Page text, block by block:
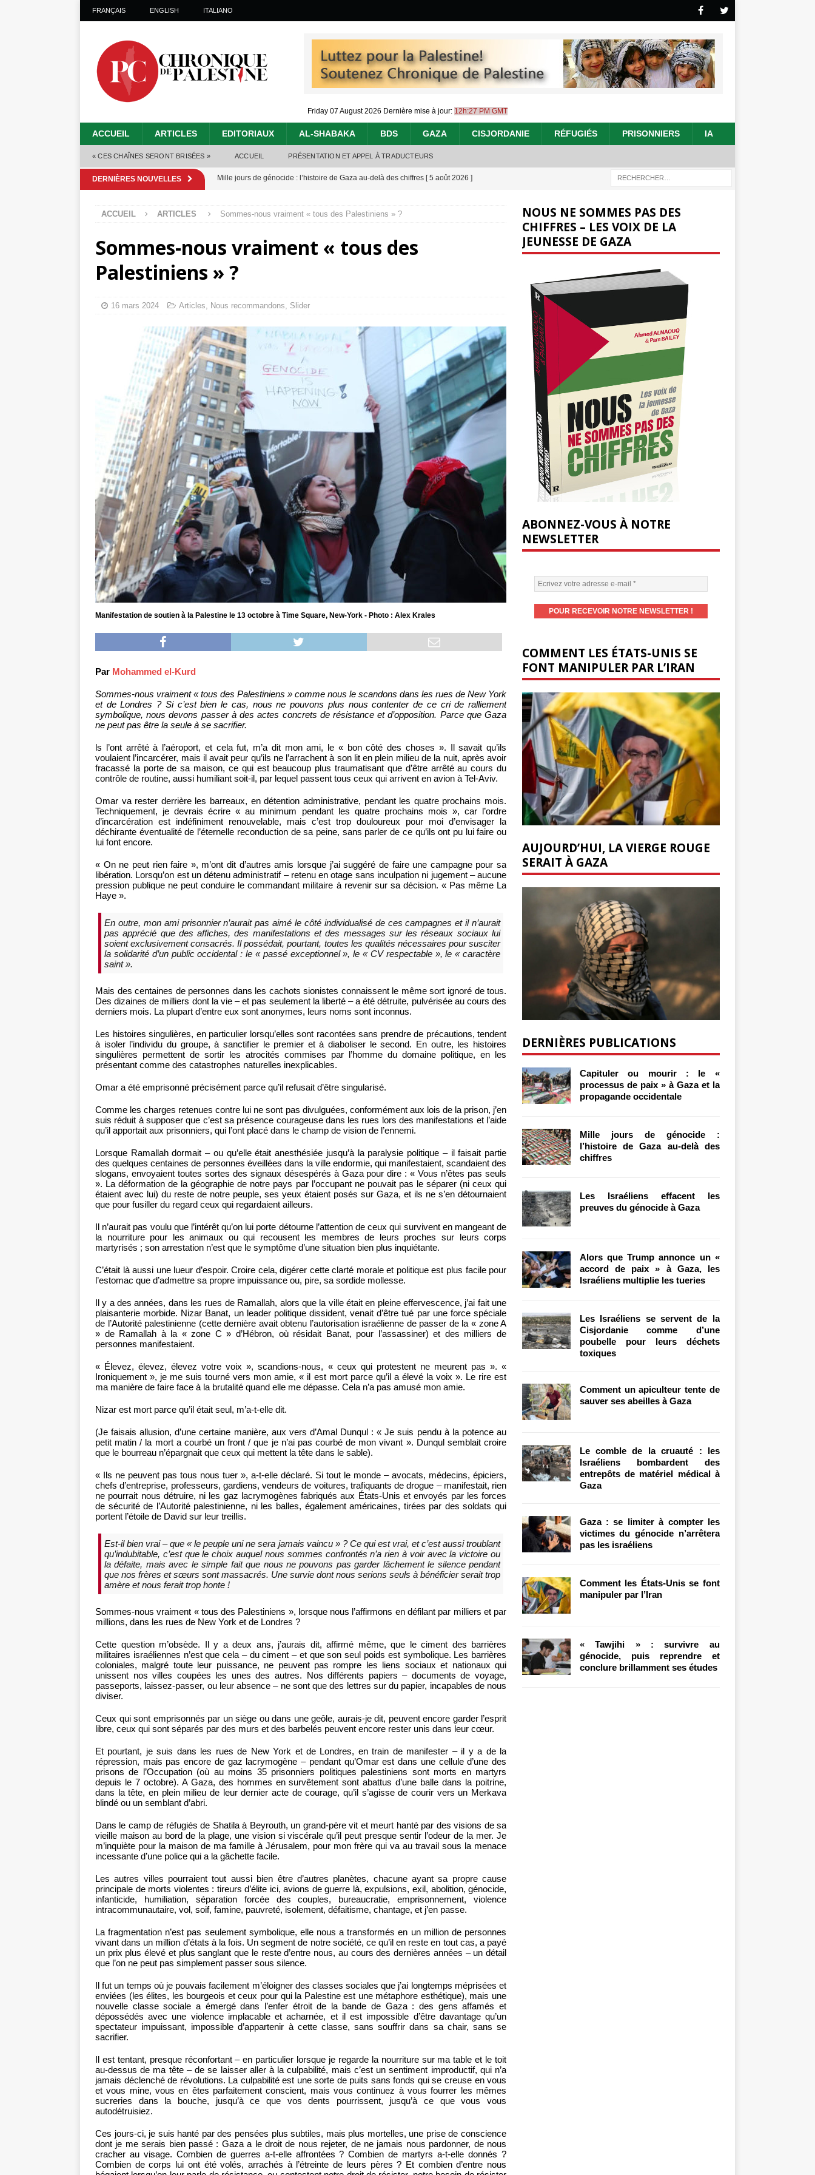
FRANÇAIS ENGLISH ITALIANO
Friday 07 August 2026 Dernière mise à jour: 12h:27 PM GMT
ACCUEIL ARTICLES EDITORIAUX AL-SHABAKA BDS GAZA CISJORDANIE RÉFUGIÉS PRISONNIERS IA
« CES CHAÎNES SERONT BRISÉES » ACCUEIL PRÉSENTATION ET APPEL À TRADUCTEURS
DERNIÈRES NOUVELLES Mille jours de génocide : l’histoire de Gaza au-delà des chiffres [ 5 août 2026 ]
Alors que Trump annonce un « accord de paix » à Gaza, les Israéliens multiplie les
[ 4 août 2026 ]
toxiques
Capituler ou mourir : le « processus de paix » à Gaza et la propagande occidentale
ACCUEIL ARTICLES Sommes-nous vraiment « tous des Palestiniens » ?
Sommes-nous vraiment « tous des
Palestiniens » ?
16 mars 2024 Articles, Nous recommandons, Slider
Manifestation de soutien à la Palestine le 13 octobre à Time Square, New-York - Photo : Alex Krales
Par Mohammed el-Kurd
Sommes-nous vraiment « tous des Palestiniens » comme nous le scandons dans les rues de New York
et de Londres ? Si c’est bien le cas, nous ne pouvons plus nous contenter de ce cri de ralliement
symbolique, nous devons passer à des actes concrets de résistance et d’opposition. Parce que Gaza
ne peut pas être la seule à se sacrifier.
ls l’ont arrêté à l’aéroport, et cela fut, m’a dit mon ami, le « bon côté des choses ». Il savait qu’ils
voulaient l’incarcérer, mais il avait peur qu’ils ne l’arrachent à son lit en plein milieu de la nuit, après avoir
fracassé la porte de sa maison, ce qui est beaucoup plus traumatisant que d’être arrêté au cours du
contrôle de routine, aussi humiliant soit-il, par lequel passent tous ceux qui arrivent en avion à Tel-Aviv.
Omar va rester derrière les barreaux, en détention administrative, pendant les quatre prochains mois.
Techniquement, je devrais écrire « au minimum pendant les quatre prochains mois », car l’ordre
d’incarcération est indéfiniment renouvelable, mais c’est trop douloureux pour moi d’envisager la
déchirante éventualité de l’éternelle reconduction de sa peine, sans parler de ce qu’ils ont pu lui faire ou
lui font encore.
« On ne peut rien faire », m’ont dit d’autres amis lorsque j’ai suggéré de faire une campagne pour sa
libération. Lorsqu’on est un détenu administratif – retenu en otage sans inculpation ni jugement – aucune
pression publique ne peut conduire le commandant militaire à revenir sur sa décision. « Pas même La
Haye ».
En outre, mon ami prisonnier n’aurait pas aimé le côté individualisé de ces campagnes et il n’aurait
pas apprécié que des affiches, des manifestations et des messages sur les réseaux sociaux lui
soient exclusivement consacrés. Il possédait, pourtant, toutes les qualités nécessaires pour susciter
la solidarité d’un public occidental : le « passé exceptionnel », le « CV respectable », le « caractère
saint ».
Mais des centaines de personnes dans les cachots sionistes connaissent le même sort ignoré de tous.
Des dizaines de milliers dont la vie – et pas seulement la liberté – a été détruite, pulvérisée au cours des
derniers mois. La plupart d’entre eux sont anonymes, leurs noms sont inconnus.
Les histoires singulières, en particulier lorsqu’elles sont racontées sans prendre de précautions, tendent
à isoler l’individu du groupe, à sanctifier le premier et à diaboliser le second. En outre, les histoires
singulières permettent de sortir les atrocités commises par l’homme du domaine politique, en les
présentant comme des catastrophes naturelles inexplicables.
Omar a été emprisonné précisément parce qu’il refusait d’être singularisé.
Comme les charges retenues contre lui ne sont pas divulguées, conformément aux lois de la prison, j’en
suis réduit à supposer que c’est sa présence courageuse dans les rues lors des manifestations et l’aide
qu’il apportait aux prisonniers, qui l’ont placé dans le champ de vision de l’ennemi.
Lorsque Ramallah dormait – ou qu’elle était anesthésiée jusqu’à la paralysie politique – il faisait partie
des quelques centaines de personnes éveillées dans la ville endormie, qui manifestaient, scandaient des
slogans, envoyaient toutes sortes des signaux désespérés à Gaza pour dire : « Vous n’êtes pas seuls
». La déformation de la géographie de notre pays par l’occupant ne pouvait pas le séparer (ni ceux qui
étaient avec lui) du reste de notre peuple, ses yeux étaient posés sur Gaza, et ils ne s’en détournaient
que pour fusiller du regard ceux qui regardaient ailleurs.
Il n’aurait pas voulu que l’intérêt qu’on lui porte détourne l’attention de ceux qui survivent en mangeant de
la nourriture pour les animaux ou qui recousent les membres de leurs proches sur leurs corps
martyrisés ; son arrestation n’est que le symptôme d’une situation bien plus inquiétante.
C’était là aussi une lueur d’espoir. Croire cela, digérer cette clarté morale et politique est plus facile pour
l’estomac que d’admettre sa propre impuissance ou, pire, sa sordide mollesse.
Il y a des années, dans les rues de Ramallah, alors que la ville était en pleine effervescence, j’ai fait une
plaisanterie morbide. Nizar Banat, un leader politique dissident, venait d’être tué par une force spéciale
de l’Autorité palestinienne (cette dernière avait obtenu l’autorisation israélienne de passer de la « zone A
» de Ramallah à la « zone C » d’Hébron, où résidait Banat, pour l’assassiner) et des milliers de
personnes manifestaient.
« Élevez, élevez, élevez votre voix », scandions-nous, « ceux qui protestent ne meurent pas ». «
Ironiquement », je me suis tourné vers mon amie, « il est mort parce qu’il a élevé la voix ». Le rire est
ma manière de faire face à la brutalité quand elle me dépasse. Cela n’a pas amusé mon amie.
Nizar est mort parce qu’il était seul, m’a-t-elle dit.
(Je faisais allusion, d’une certaine manière, aux vers d’Amal Dunqul : « Je suis pendu à la potence au
petit matin / la mort a courbé un front / que je n’ai pas courbé de mon vivant ». Dunqul semblait croire
que le bourreau n’épargnait que ceux qui mettent la tête dans le sable).
« Ils ne peuvent pas tous nous tuer », a-t-elle déclaré. Si tout le monde – avocats, médecins, épiciers,
chefs d’entreprise, professeurs, gardiens, vendeurs de voitures, trafiquants de drogue – manifestait, rien
ne pourrait nous détruire, ni les gaz lacrymogènes fabriqués aux États-Unis et envoyés par les forces
de sécurité de l’Autorité palestinienne, ni les balles, également américaines, tirées par des soldats qui
portent l’étoile de David sur leur treillis.
Est-il bien vrai – que « le peuple uni ne sera jamais vaincu » ? Ce qui est vrai, et c’est aussi troublant
qu’indubitable, c’est que le choix auquel nous sommes confrontés n’a rien à voir avec la victoire ou
la défaite, mais avec le simple fait que nous ne pouvons pas garder lâchement le silence pendant
que nos frères et sœurs sont massacrés. Une survie dont nous serions seuls à bénéficier serait trop
amère et nous ferait trop honte !
Sommes-nous vraiment « tous des Palestiniens », lorsque nous l’affirmons en défilant par milliers et par
millions, dans les rues de New York et de Londres ?
Cette question m’obsède. Il y a deux ans, j’aurais dit, affirmé même, que le ciment des barrières
militaires israéliennes n’est que cela – du ciment – et que son seul poids est symbolique. Les barrières
coloniales, malgré toute leur puissance, ne peuvent pas rompre les liens sociaux et nationaux qui
unissent nos villes coupées les unes des autres. Nos différents papiers – documents de voyage,
passeports, laissez-passer, ou leur absence – ne sont que des lettres sur du papier, incapables de nous
diviser.
Ceux qui sont emprisonnés par un siège ou dans une geôle, aurais-je dit, peuvent encore garder l’esprit
libre, ceux qui sont séparés par des murs et des barbelés peuvent encore rester unis dans leur cœur.
Et pourtant, je suis dans les rues de New York et de Londres, en train de manifester – il y a de la
répression, mais pas encore de gaz lacrymogène – pendant qu’Omar est dans une cellule d’une des
prisons de l’Occupation (où au moins 35 prisonniers politiques palestiniens sont morts en martyrs
depuis le 7 octobre). A Gaza, des hommes en survêtement sont abattus d’une balle dans la poitrine,
dans la tête, en plein milieu de leur dernier acte de courage, qu’il s’agisse de courir vers un Merkava
blindé ou un semblant d’abri.
Dans le camp de réfugiés de Shatila à Beyrouth, un grand-père vit et meurt hanté par des visions de sa
vieille maison au bord de la plage, une vision si viscérale qu’il peut presque sentir l’odeur de la mer. Je
m’inquiète pour la maison de ma famille à Jérusalem, pour mon frère qui va au travail sous la menace
incessante d’une police qui a la gâchette facile.
Les autres villes pourraient tout aussi bien être d’autres planètes, chacune ayant sa propre cause
principale de morts violentes : tireurs d’élite ici, avions de guerre là, expulsions, exil, abolition, génocide,
infanticide, humiliation, séparation forcée des couples, bureaucratie, emprisonnement, violence
intracommunautaire, vol, soif, famine, pauvreté, isolement, défaitisme, chantage, et j’en passe.
La fragmentation n’est pas seulement symbolique, elle nous a transformés en un million de personnes
vivant dans un million d’états à la fois. Un segment de notre société, ce qu’il en reste en tout cas, a payé
un prix plus élevé et plus sanglant que le reste d’entre nous, au cours des dernières années – un détail
que l’on ne peut pas simplement passer sous silence.
Il fut un temps où je pouvais facilement m’éloigner des classes sociales que j’ai longtemps méprisées et
enviées (les élites, les bourgeois et ceux pour qui la Palestine est une métaphore esthétique), mais une
nouvelle classe sociale a émergé dans l’enfer étroit de la bande de Gaza : des gens affamés et
dépossédés avec une violence implacable et acharnée, et il est impossible d’être davantage qu’un
spectateur impuissant, impossible d’appartenir à cette classe, sans souffrir dans sa chair, sans se
sacrifier.
Il est tentant, presque réconfortant – en particulier lorsque je regarde la nourriture sur ma table et le toit
au-dessus de ma tête – de se laisser aller à la culpabilité, mais c’est un sentiment improductif, qui n’a
jamais déclenché de révolutions. La culpabilité est une sorte de puits sans fonds qui se creuse en vous
et vous mine, vous en êtes parfaitement conscient, mais vous continuez à vous fourrer les mêmes
sucreries dans la bouche, jusqu’à ce que vos dents pourrissent, jusqu’à ce que vous vous
autodétruisiez.
Ces jours-ci, je suis hanté par des pensées plus subtiles, mais plus mortelles, une prise de conscience
dont je me serais bien passé : Gaza a le droit de nous rejeter, de ne jamais nous pardonner, de nous
cracher au visage. Combien de guerres a-t-elle affrontées ? Combien de martyrs a-t-elle donnés ?
Combien de corps lui ont été volés, arrachés à l’étreinte de leurs pères ? Et combien d’entre nous
NOUS NE SOMMES PAS DES
CHIFFRES – LES VOIX DE LA
JEUNESSE DE GAZA
ABONNEZ-VOUS À NOTRE
NEWSLETTER
COMMENT LES ÉTATS-UNIS SE
FONT MANIPULER PAR L’IRAN
AUJOURD’HUI, LA VIERGE ROUGE
SERAIT À GAZA
DERNIÈRES PUBLICATIONS
Capituler ou mourir : le «
processus de paix » à Gaza et la
propagande occidentale
Mille jours de génocide :
l’histoire de Gaza au-delà des
chiffres
Les Israéliens effacent les
preuves du génocide à Gaza
Alors que Trump annonce un «
accord de paix » à Gaza, les
Israéliens multiplie les tueries
Les Israéliens se servent de la
Cisjordanie comme d’une
poubelle pour leurs déchets
toxiques
Comment un apiculteur tente de
sauver ses abeilles à Gaza
Le comble de la cruauté : les
Israéliens bombardent des
entrepôts de matériel médical à
Gaza
Gaza : se limiter à compter les
victimes du génocide n’arrêtera
pas les israéliens
Comment les États-Unis se font
manipuler par l’Iran
« Tawjihi » : survivre au
génocide, puis reprendre et
conclure brillamment ses études